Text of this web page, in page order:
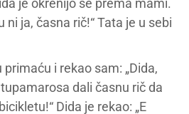
je okrenijo se prema mami.
ni ja, časna rič!“ Tata je u sebi
i rekao sam: „Dida,
dali časnu rič da
Dida je rekao: „E